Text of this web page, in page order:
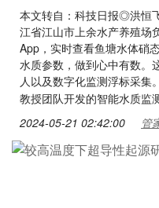
本文转自：科技日报◎洪恒
江省江山市上余水产养殖场
App，实时查看鱼塘水体硝
水质参数，做到心中有数。
人以及数字化监测浮标采集
教授团队开发的智能水质监
2024-05-21 02:42:00 管